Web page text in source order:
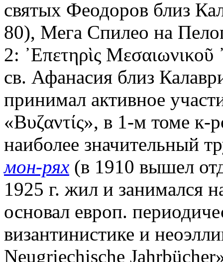
святых Феодоров близ
80), Мега Спилео на
2: ᾿Επετηρὶς
св. Афанасия близ
принимал активное
«Βυζαντίς», в 1-м томе к-
наиболее значительный
мон-рях (в 1910 вышел
1925 г. жил и занимался
основал европ.
византинистике и
Neugriechische